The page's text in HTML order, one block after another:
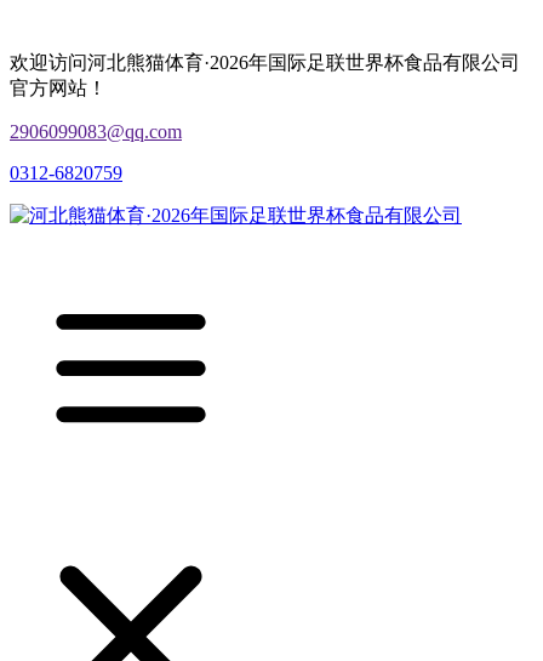
欢迎访问河北熊猫体育·2026年国际足联世界杯食品有限公司
官方网站！
2906099083@qq.com
0312-6820759